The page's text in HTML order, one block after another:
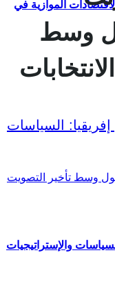
الموازية في
والإستراتيجيات
وسط